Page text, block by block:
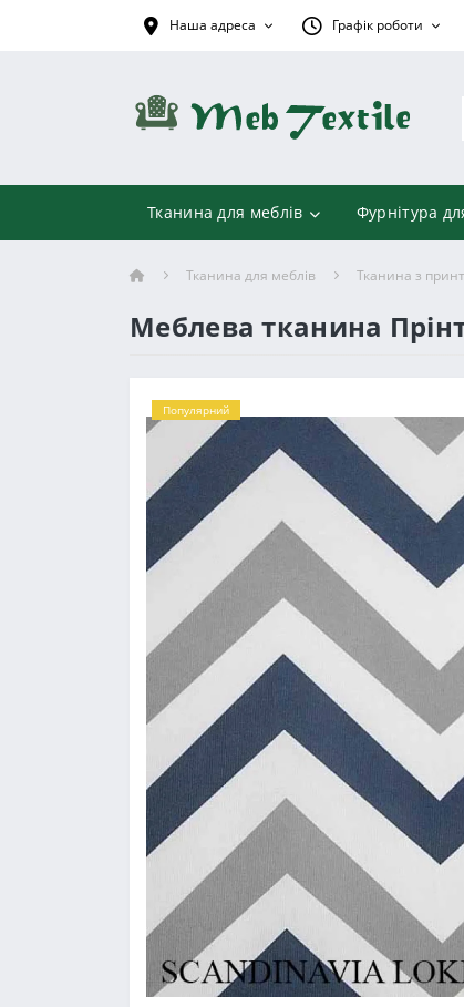
Наша адреса Графік роботи
Тканина для меблів Фурнітура
Тканина для меблів Тканина з
Меблева тканина
Популярний